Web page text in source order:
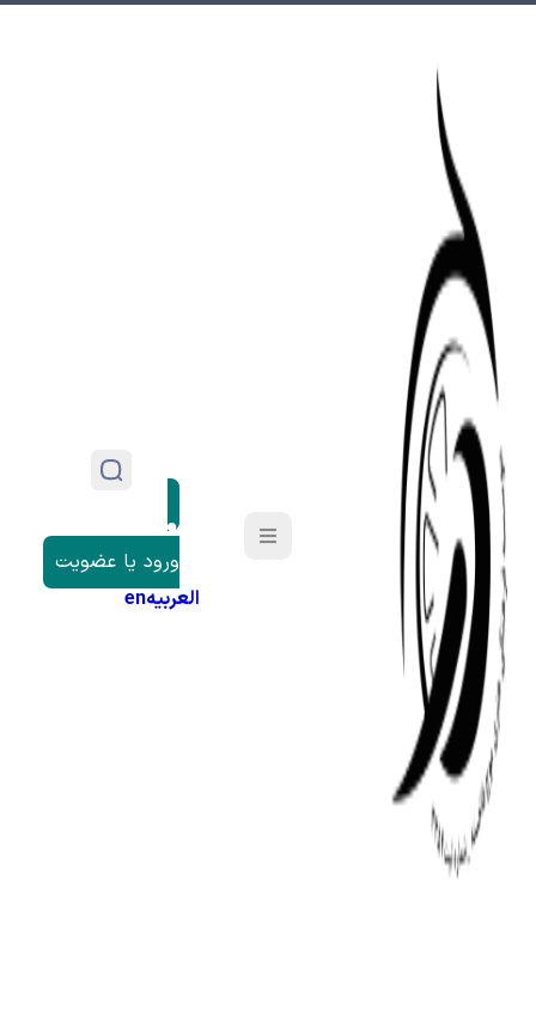
العربیهen
ورود یا عضویت